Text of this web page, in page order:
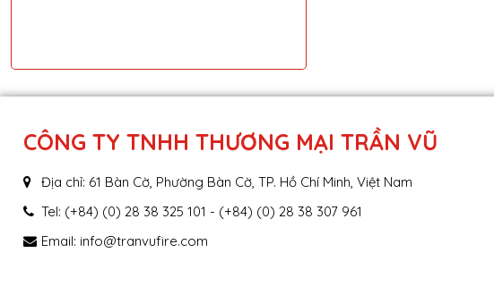
CÔNG TY TNHH THƯƠNG MẠI TRẦN VŨ
Địa chỉ: 61 Bàn Cờ, Phường Bàn Cờ, TP. Hồ Chí Minh, Việt Nam
Tel: (+84) (0) 28 38 325 101 - (+84) (0) 28 38 307 961
Email: info@tranvufire.com